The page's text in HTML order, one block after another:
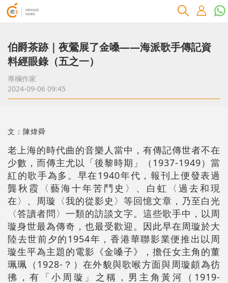
伯爵茶跡｜夜鶯展了金嗓――海派歌手傳記資
料經眼錄（五之一）
專欄作家
2024-09-06 09:45
文：陳煒舜
老上海的時代曲的音樂人當中，有傳記傳世者不在
少數，而傳主尤以「後黎時期」（1937-1949）當
紅的歌手為多。早在1940年代，報刊上便發表過
龔秋霞〈藝海十年苦鬥史〉、白虹〈過去和現
在〉、周璇〈我的從影史〉等回憶文章，乃至白光
〈答讀者問〉一類的訪談文字。這些歌手中，以周
璇身世最為傳奇，也最受歡迎。因此早在周璇於大
陸去世前夕的1954年，香港華聯影業便推出以周
璇生平為主題的電影《金嗓子》，擔任女主角的董
珮珮（1928-？）在外貌與歌喉方面與周璇頗為彷
彿，有「小周璇」之稱，男主角黃河（1919-